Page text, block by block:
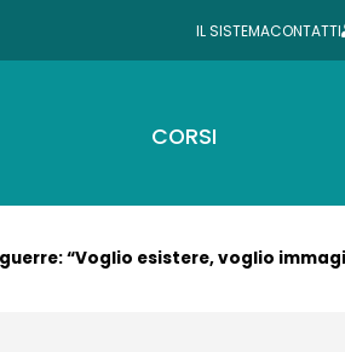
IL SISTEMACONTATTI
CORSI
“Voglio esistere, voglio